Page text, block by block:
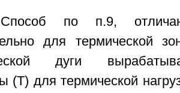
по п.9,
для термической
дуги
(Т) для термической